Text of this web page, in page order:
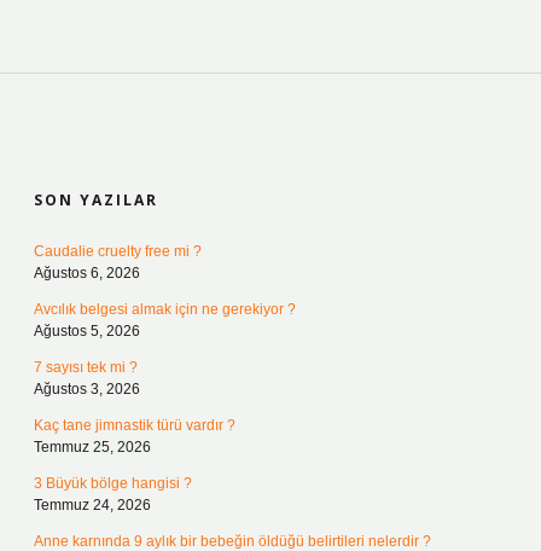
SON YAZILAR
Caudalie cruelty free mi ?
Ağustos 6, 2026
Avcılık belgesi almak için ne gerekiyor ?
Ağustos 5, 2026
7 sayısı tek mi ?
Ağustos 3, 2026
Kaç tane jimnastik türü vardır ?
Temmuz 25, 2026
3 Büyük bölge hangisi ?
Temmuz 24, 2026
Anne karnında 9 aylık bir bebeğin öldüğü belirtileri nelerdir ?